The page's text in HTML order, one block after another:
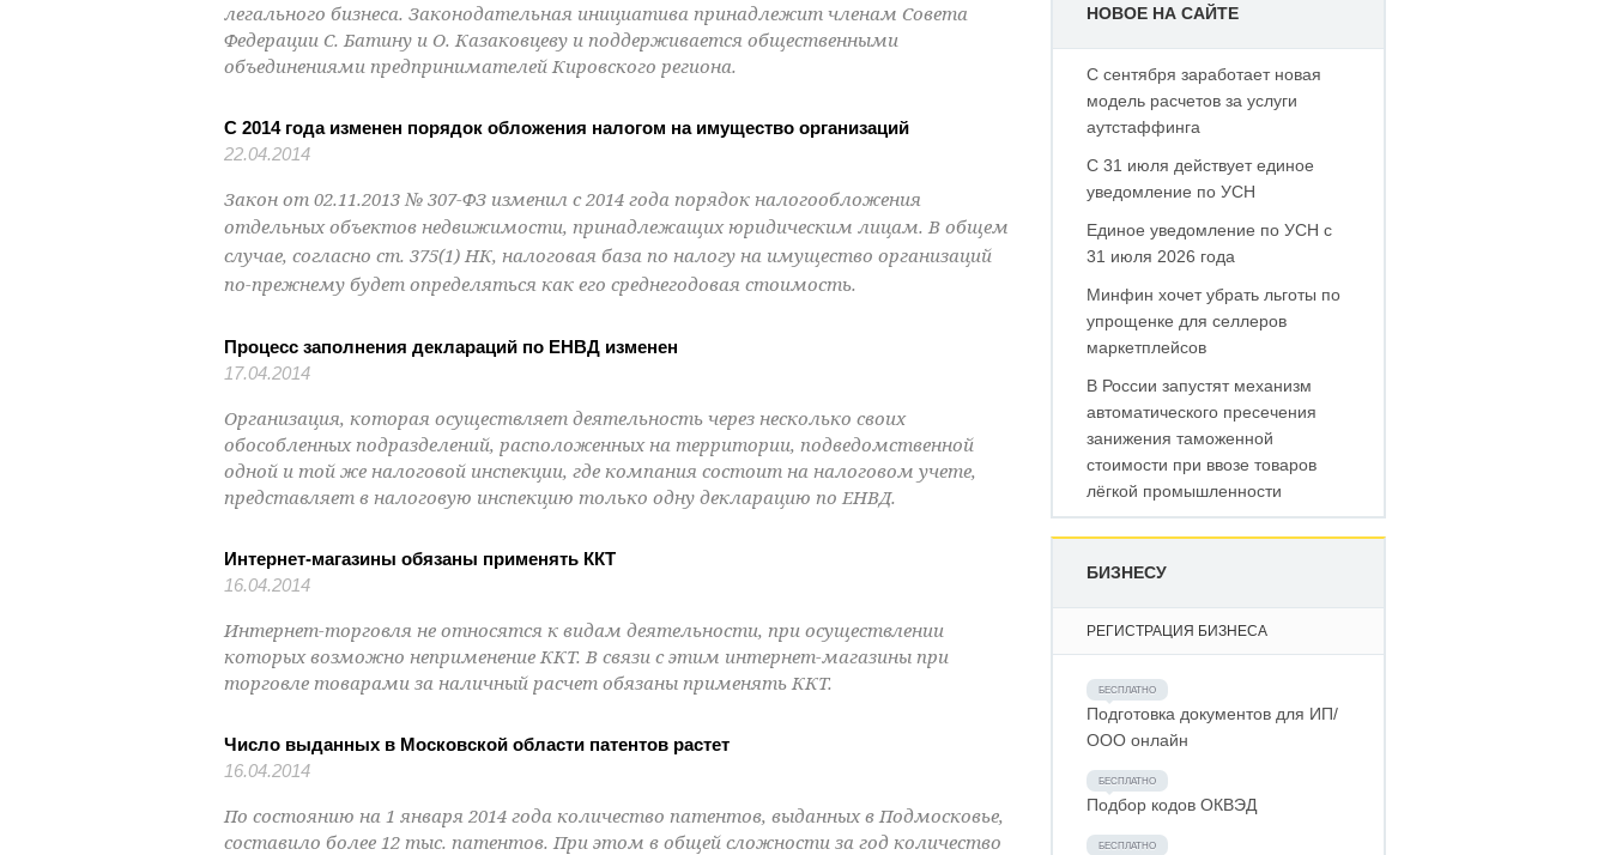
легального бизнеса. Законодательная инициатива принадлежит членам Совета
Федерации С. Батину и О. Казаковцеву и поддерживается общественными
объединениями предпринимателей Кировского региона.
С 2014 года изменен порядок обложения налогом на имущество организаций
22.04.2014
Закон от 02.11.2013 № 307-ФЗ изменил с 2014 года порядок налогообложения
отдельных объектов недвижимости, принадлежащих юридическим лицам.В общем
случае, согласно ст. 375(1) НК, налоговая база по налогу на имущество организаций
по-прежнему будет определяться как его среднегодовая стоимость.
Процесс заполнения деклараций по ЕНВД изменен
17.04.2014
Организация, которая осуществляет деятельность через несколько своих
обособленных подразделений, расположенных на территории, подведомственной
одной и той же налоговой инспекции, где компания состоит на налоговом учете,
представляет в налоговую инспекцию только одну декларацию по ЕНВД.
Интернет-магазины обязаны применять ККТ
16.04.2014
Интернет-торговля не относятся к видам деятельности, при осуществлении
которых возможно неприменение ККТ. В связи с этим интернет-магазины при
торговле товарами за наличный расчет обязаны применять ККТ.
Число выданных в Московской области патентов растет
16.04.2014
По состоянию на 1 января 2014 года количество патентов, выданных в Подмосковье,
составило более 12 тыс. патентов. При этом в общей сложности за год количество
НОВОЕ НА САЙТЕ
С сентября заработает новая
модель расчетов за услуги
аутстаффинга
С 31 июля действует единое
уведомление по УСН
Единое уведомление по УСН с
31 июля 2026 года
Минфин хочет убрать льготы по
упрощенке для селлеров
маркетплейсов
В России запустят механизм
автоматического пресечения
занижения таможенной
стоимости при ввозе товаров
лёгкой промышленности
БИЗНЕСУ
РЕГИСТРАЦИЯ БИЗНЕСА
Подготовка документов для ИП/
ООО онлайн
Подбор кодов ОКВЭД